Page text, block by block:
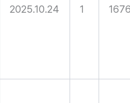
2025.10.24 1